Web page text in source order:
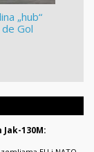
„hub“
Gol
130M: